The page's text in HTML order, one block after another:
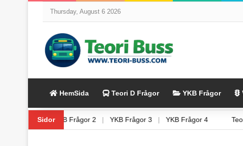
Thursday, August 6 2026
HemSida Teori D Frågor YKB Frågor
Sidor
YKB Frågor 1 | YKB Frågor 2 | YKB Frågor 3 | YKB Frågor 4